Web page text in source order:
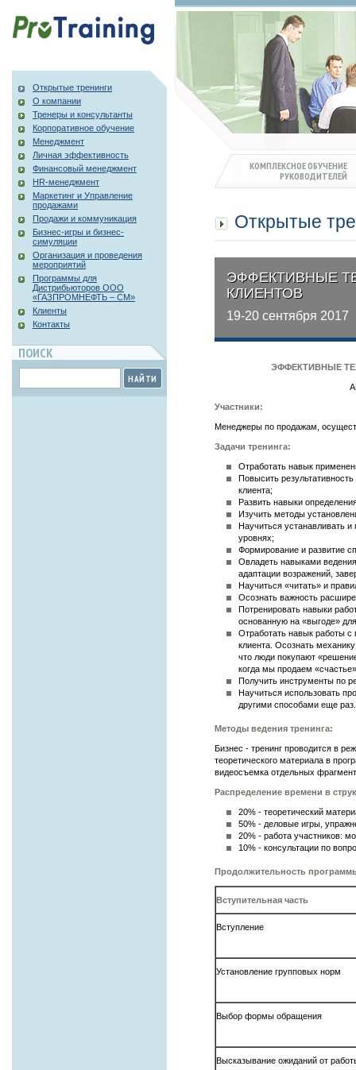
КОМПЛЕКСНОЕ ОБУЧЕНИЕ
РУКОВОДИТЕЛЕЙ
Открытые тренинги
О компании
Тренеры и консультанты
Корпоративное обучение
Менеджмент
Личная эффективность
Финансовый менеджмент
HR-менеджмент
Маркетинг и Управление
продажами
Продажи и коммуникация
Бизнес-игры и бизнес-
симуляции
Организация и проведения
мероприятий
Программы для
Дистрибьюторов ООО
«ГАЗПРОМНЕФТЬ – СМ»
Клиенты
Контакты
ПОИСК
НАЙТИ
Открытые
ЭФФЕКТИВНЫЕ
КЛИЕНТОВ
19-20 сентября 2017
ЭФФЕКТИВНЫЕ
Участники:
Менеджеры по продажам,
Задачи тренинга:
Отработать навык
Повысить
клиента;
Развить навыки
Изучить методы
Научиться устанавливать и
уровнях;
Формирование и развитие
Овладеть навыками
адаптации возражений,
Научиться «читать» и
Осознать важность
Потренировать навыки
основанную на «выгоде»
Отработать навык работы с
клиента. Осознать
что люди покупают
когда мы продаем
Получить инструменты по
Научиться использовать
другими способами еще раз.
Методы ведения тренинга:
Бизнес - тренинг проводится в
теоретического материала в
видеосъемка отдельных
Распределение времени в
20% - теоретический
50% - деловые игры,
20% - работа участников:
10% - консультации по
Продолжительность
Вступительная часть
Вступление
Установление групповых норм
Выбор формы обращения
Высказывание ожиданий от